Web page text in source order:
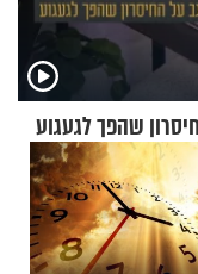
שהפך לגעגוע